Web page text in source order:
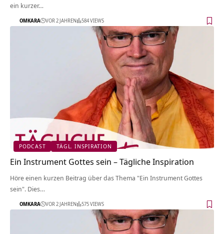
ein kurzer…
OMKARA VOR 2 JAHREN 584 VIEWS
PODCAST TÄGL. INSPIRATION
Ein Instrument Gottes sein – Tägliche Inspiration
Höre einen kurzen Beitrag über das Thema "Ein Instrument Gottes
sein". Dies…
OMKARA VOR 2 JAHREN 575 VIEWS